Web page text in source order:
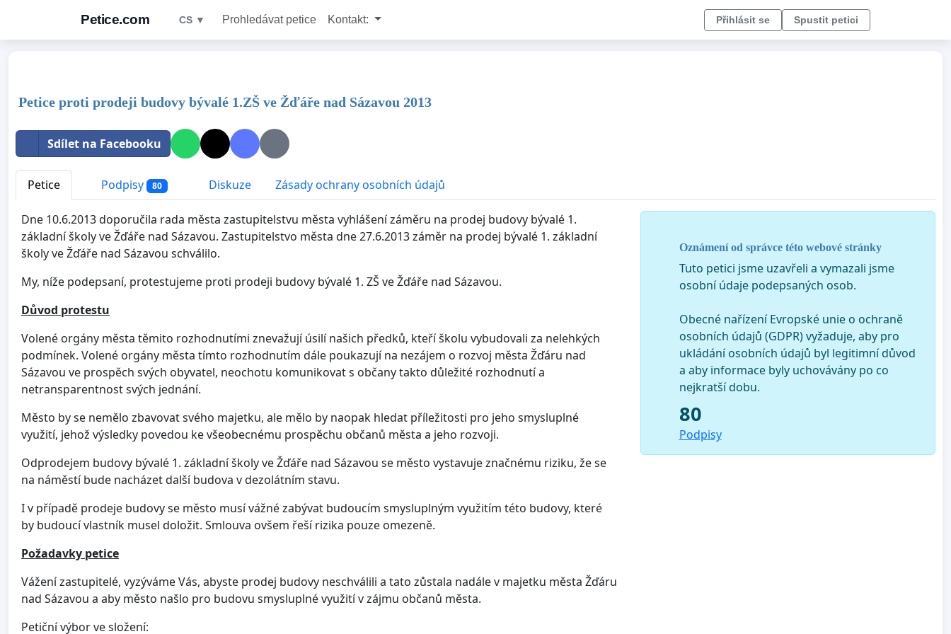
Petice.com CS ▼ Prohledávat petice Kontakt: Přihlásit se Spustit petici
Petice proti prodeji budovy bývalé 1.ZŠ ve Žďáře nad Sázavou 2013
Sdílet na Facebooku
Petice Podpisy 80 Diskuze Zásady ochrany osobních údajů
Dne 10.6.2013 doporučila rada města zastupitelstvu města vyhlášení záměru na prodej budovy bývalé 1.
základní školy ve Žďáře nad Sázavou. Zastupitelstvo města dne 27.6.2013 záměr na prodej bývalé 1. základní
školy ve Žďáře nad Sázavou schválilo.
My, níže podepsaní, protestujeme proti prodeji budovy bývalé 1. ZŠ ve Žďáře nad Sázavou.
Důvod protestu
Volené orgány města těmito rozhodnutími znevažují úsilí našich předků, kteří školu vybudovali za nelehkých
podmínek. Volené orgány města tímto rozhodnutím dále poukazují na nezájem o rozvoj města Žďáru nad
Sázavou ve prospěch svých obyvatel, neochotu komunikovat s občany takto důležité rozhodnutí a
netransparentnost svých jednání.
Město by se nemělo zbavovat svého majetku, ale mělo by naopak hledat příležitosti pro jeho smysluplné
využití, jehož výsledky povedou ke všeobecnému prospěchu občanů města a jeho rozvoji.
Odprodejem budovy bývalé 1. základní školy ve Žďáře nad Sázavou se město vystavuje značnému riziku, že se
na náměstí bude nacházet další budova v dezolátním stavu.
I v případě prodeje budovy se město musí vážné zabývat budoucím smysluplným využitím této budovy, které
by budoucí vlastník musel doložit. Smlouva ovšem řeší rizika pouze omezeně.
Požadavky petice
Vážení zastupitelé, vyzýváme Vás, abyste prodej budovy neschválili a tato zůstala nadále v majetku města Žďáru
nad Sázavou a aby město našlo pro budovu smysluplné využití v zájmu občanů města.
Petiční výbor ve složení:
Oznámení od správce této webové stránky
Tuto petici jsme uzavřeli a vymazali jsme
osobní údaje podepsaných osob.
Obecné nařízení Evropské unie o ochraně
osobních údajů (GDPR) vyžaduje, aby pro
ukládání osobních údajů byl legitimní důvod
a aby informace byly uchovávány po co
nejkratší dobu.
80
Podpisy